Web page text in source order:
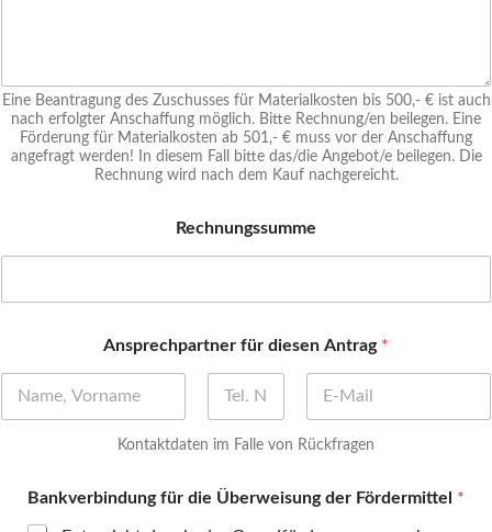
Eine Beantragung des Zuschusses für Materialkosten bis 500,- € ist auch
nach erfolgter Anschaffung möglich. Bitte Rechnung/en beilegen. Eine
Förderung für Materialkosten ab 501,- € muss vor der Anschaffung
angefragt werden! In diesem Fall bitte das/die Angebot/e beilegen. Die
Rechnung wird nach dem Kauf nachgereicht.
Rechnungssumme
Ansprechpartner für diesen Antrag *
Kontaktdaten im Falle von Rückfragen
Bankverbindung für die Überweisung der Fördermittel *